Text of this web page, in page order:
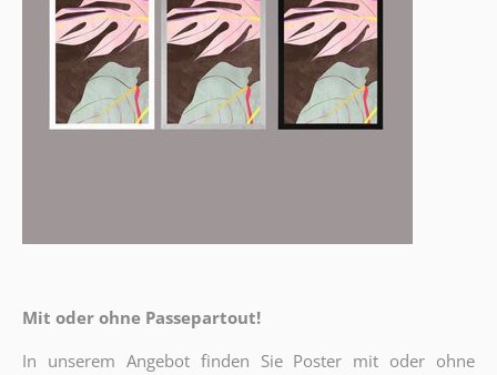
Mit oder ohne Passepartout!
In unserem Angebot finden Sie Poster mit oder ohne